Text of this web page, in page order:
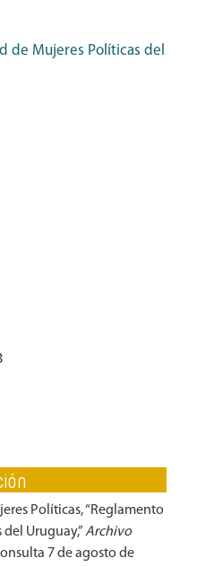
de Mujeres Políticas del
Políticas, “Reglamento
Uruguay,”Archivo
7 de agosto de